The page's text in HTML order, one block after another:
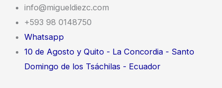
contenido
info@migueldiezc.com
+593 98 0148750
Whatsapp
10 de Agosto y Quito - La Concordia - Santo
Domingo de los Tsáchilas - Ecuador
Buscar
por: